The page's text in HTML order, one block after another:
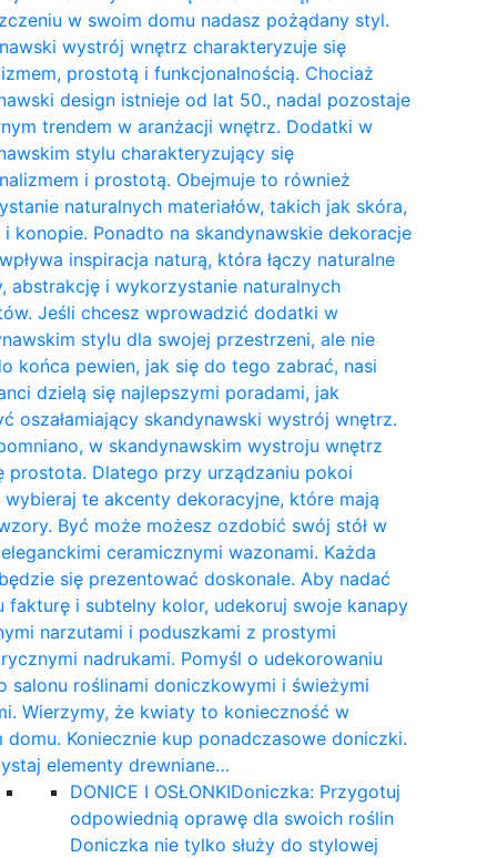
w swoim domu nadasz pożądany styl.
wystrój wnętrz charakteryzuje się
prostotą i funkcjonalnością. Chociaż
design istnieje od lat 50., nadal pozostaje
trendem w aranżacji wnętrz. Dodatki w
stylu charakteryzujący się
i prostotą. Obejmuje to również
naturalnych materiałów, takich jak skóra,
konopie. Ponadto na skandynawskie dekoracje
inspiracja naturą, która łączy naturalne
abstrakcję i wykorzystanie naturalnych
Jeśli chcesz wprowadzić dodatki w
stylu dla swojej przestrzeni, ale nie
końca pewien, jak się do tego zabrać, nasi
dzielą się najlepszymi poradami, jak
oszałamiający skandynawski wystrój wnętrz.
w skandynawskim wystroju wnętrz
prostota. Dlatego przy urządzaniu pokoi
wybieraj te akcenty dekoracyjne, które mają
Być może możesz ozdobić swój stół w
ceramicznymi wazonami. Każda
się prezentować doskonale. Aby nadać
fakturę i subtelny kolor, udekoruj swoje kanapy
narzutami i poduszkami z prostymi
nadrukami. Pomyśl o udekorowaniu
salonu roślinami doniczkowymi i świeżymi
Wierzymy, że kwiaty to konieczność w
domu. Koniecznie kup ponadczasowe doniczki.
elementy drewniane…
DONICE I OSŁONKIDoniczka: Przygotuj
odpowiednią oprawę dla swoich roślin
Doniczka nie tylko służy do stylowej